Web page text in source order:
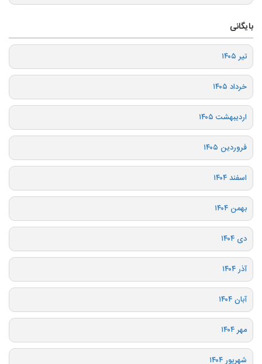
بایگانی
تیر ۱۴۰۵
خرداد ۱۴۰۵
اردیبهشت ۱۴۰۵
فروردین ۱۴۰۵
اسفند ۱۴۰۴
بهمن ۱۴۰۴
دی ۱۴۰۴
آذر ۱۴۰۴
آبان ۱۴۰۴
مهر ۱۴۰۴
شهریور ۱۴۰۴